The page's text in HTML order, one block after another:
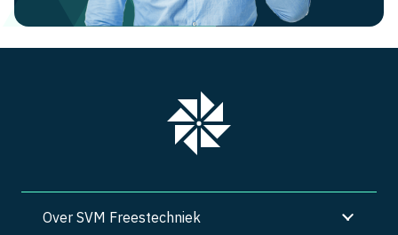
Over SVM Freestechniek